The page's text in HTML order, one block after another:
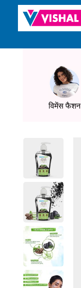
विमेंस फैशन